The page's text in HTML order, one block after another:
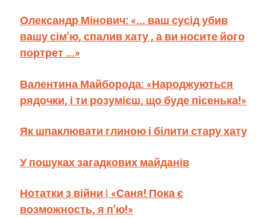
Олександр Мінович: «... ваш сусід убив
вашу сім’ю, спалив хату , а ви носите його
портрет ...»
Валентина Майборода: «Народжуються
рядочки, і ти розумієш, що буде пісенька!»
Як шпаклювати глиною і білити стару хату
У пошуках загадкових майданів
Нотатки з війни | «Саня! Пока є
возможность, я п’ю!»